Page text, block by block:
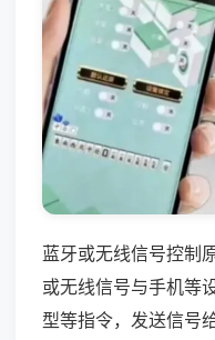
蓝牙或无线信号控制
或无线信号与手机等
型等指令，发送信号